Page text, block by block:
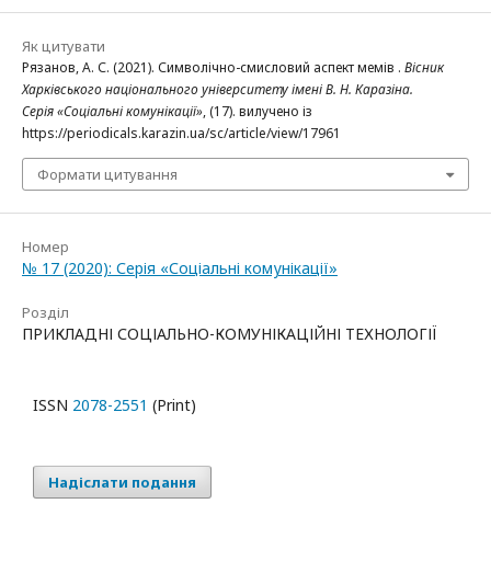
Як цитувати
Рязанов, А. С. (2021). Символічно-смисловий аспект мемів . Вісник
Харківського національного університету імені В. Н. Каразіна.
Серія «Соціальні комунікації», (17). вилучено із
https://periodicals.karazin.ua/sc/article/view/17961
Формати цитування
Номер
№ 17 (2020): Серія «Соціальні комунікації»
Розділ
ПРИКЛАДНІ СОЦІАЛЬНО-КОМУНІКАЦІЙНІ ТЕХНОЛОГІЇ
ISSN 2078-2551 (Print)
Надіслати подання